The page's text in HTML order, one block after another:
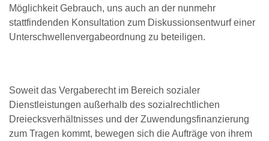
Möglichkeit Gebrauch, uns auch an der nunmehr
stattfindenden Konsultation zum Diskussionsentwurf einer
Unterschwellenvergabeordnung zu beteiligen.
Soweit das Vergaberecht im Bereich sozialer
Dienstleistungen außerhalb des sozialrechtlichen
Dreiecksverhältnisses und der Zuwendungsfinanzierung
zum Tragen kommt, bewegen sich die Aufträge von ihrem